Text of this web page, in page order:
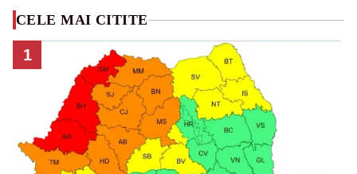
CELE MAI CITITE
1